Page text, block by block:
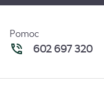
Pomoc
602 697 320